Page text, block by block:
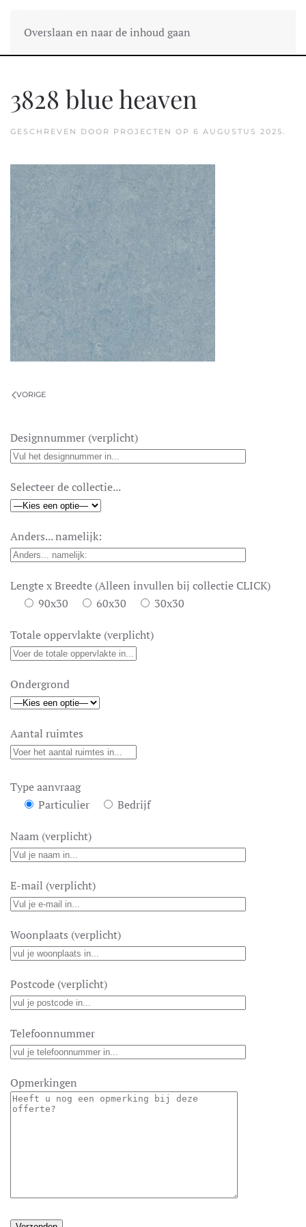
Overslaan en naar de inhoud gaan
3828 blue heaven
GESCHREVEN DOOR PROJECTEN OP 6 AUGUSTUS 2025.
VORIGE
Designnummer (verplicht)
Selecteer de collectie...
Anders... namelijk:
Lengte x Breedte (Alleen invullen bij collectie CLICK)
90x30
60x30 30x30
Totale oppervlakte (verplicht)
Ondergrond
Aantal ruimtes
Type aanvraag
Particulier
Bedrijf
Naam (verplicht)
E-mail (verplicht)
Woonplaats (verplicht)
Postcode (verplicht)
Telefoonnummer
Opmerkingen